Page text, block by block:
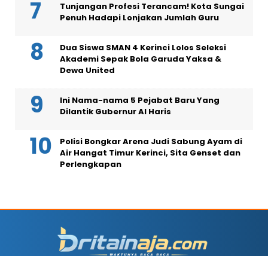
Tunjangan Profesi Terancam! Kota Sungai
Penuh Hadapi Lonjakan Jumlah Guru
Dua Siswa SMAN 4 Kerinci Lolos Seleksi
Akademi Sepak Bola Garuda Yaksa &
Dewa United
Ini Nama-nama 5 Pejabat Baru Yang
Dilantik Gubernur Al Haris
Polisi Bongkar Arena Judi Sabung Ayam di
Air Hangat Timur Kerinci, Sita Genset dan
Perlengkapan